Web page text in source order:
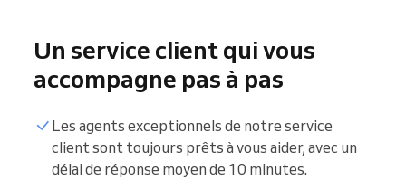
Un service client qui vous
accompagne pas à pas
Les agents exceptionnels de notre service
client sont toujours prêts à vous aider, avec un
délai de réponse moyen de 10 minutes.